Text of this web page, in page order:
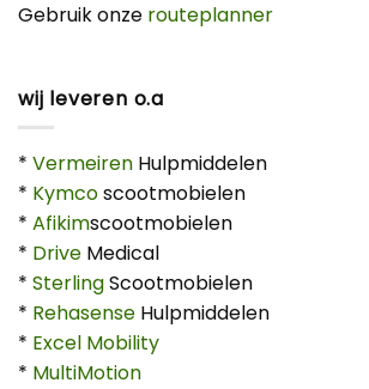
Gebruik onze routeplanner
wij leveren o.a
* Vermeiren Hulpmiddelen
* Kymcoscootmobielen
* Afikimscootmobielen
* Drive Medical
* SterlingScootmobielen
* Rehasense Hulpmiddelen
* Excel Mobility
* MultiMotion